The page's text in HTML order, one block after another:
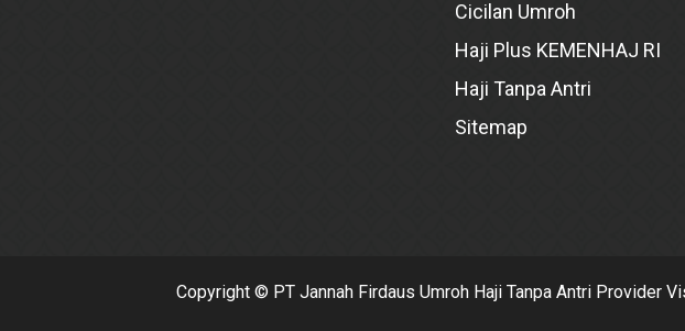
Cicilan Umroh
Haji Plus KEMENHAJ RI
Haji Tanpa Antri
Sitemap
Copyright © PT Jannah Firdaus Umroh Haji Tanpa Antri Provider